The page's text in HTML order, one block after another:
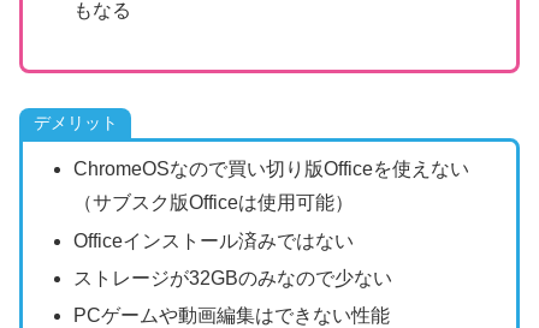
もなる
デメリット
ChromeOSなので買い切り版Officeを使えない
（サブスク版Officeは使用可能）
Officeインストール済みではない
ストレージが32GBのみなので少ない
PCゲームや動画編集はできない性能